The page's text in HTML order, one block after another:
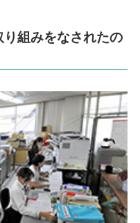
組みをなされたの